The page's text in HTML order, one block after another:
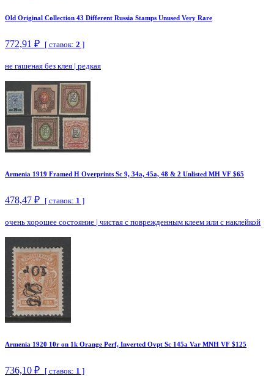
Old Original Collection 43 Different Russia Stamps Unused Very Rare
772,91 ₽ [ ставок: 2 ]
не гашеная без клея | редкая
Armenia 1919 Framed H Overprints Sc 9, 34a, 45a, 48 & 2 Unlisted MH VF $65
478,47 ₽ [ ставок: 1 ]
очень хорошее состояние | чистая с поврежденным клеем или с наклейкой
Armenia 1920 10r on 1k Orange Perf, Inverted Ovpt Sc 145a Var MNH VF $125
736,10 ₽ [ ставок: 1 ]